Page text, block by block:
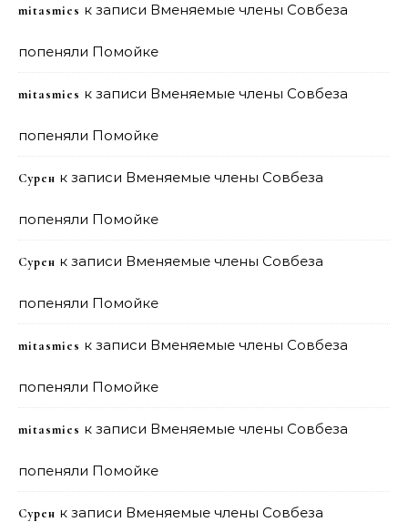
mitasmies к записи Вменяемые члены Совбеза
попеняли Помойке
mitasmies к записи Вменяемые члены Совбеза
попеняли Помойке
Сурен к записи Вменяемые члены Совбеза
попеняли Помойке
Сурен к записи Вменяемые члены Совбеза
попеняли Помойке
mitasmies к записи Вменяемые члены Совбеза
попеняли Помойке
mitasmies к записи Вменяемые члены Совбеза
попеняли Помойке
Сурен к записи Вменяемые члены Совбеза